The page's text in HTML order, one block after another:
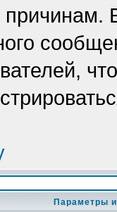
Параметры